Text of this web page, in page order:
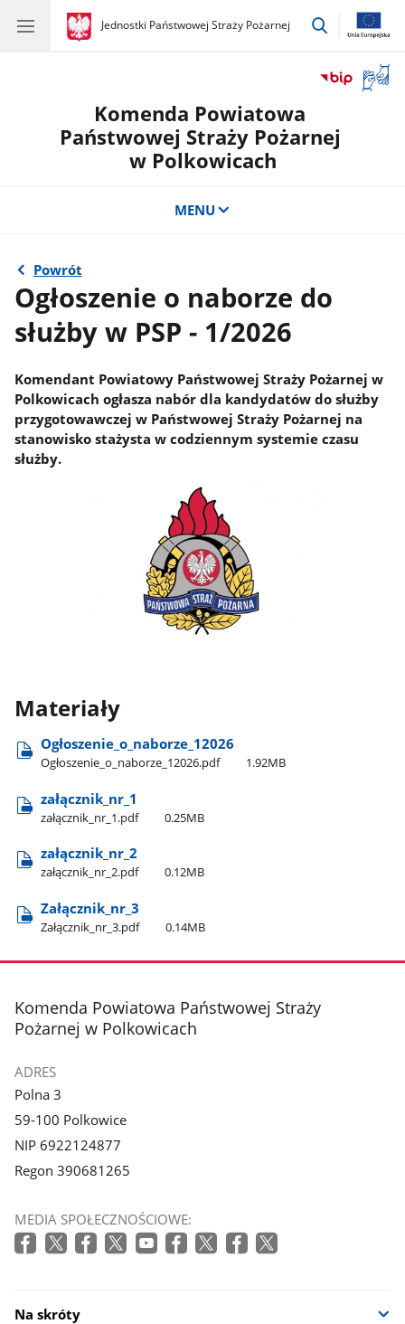
gov.pl
Jednostki Państwowej Straży Pożarnej
gov.pl
Jednostki
przejdź
okno
Komenda Powiatowa
Państwowej Straży Pożarnej
w Polkowicach
MENU
Powrót
Ogłoszenie o naborze do
służby w PSP - 1/2026
Komendant Powiatowy Państwowej Straży Pożarnej w
Polkowicach ogłasza nabór dla kandydatów do służby
przygotowawczej w Państwowej Straży Pożarnej na
stanowisko stażysta w codziennym systemie czasu
służby.
Materiały
Ogłoszenie​_o​_naborze​_12026
Ogłoszenie​_o​_naborze​_12026.pdf 1.92MB
załącznik​_nr​_1
załącznik​_nr​_1.pdf 0.25MB
załącznik​_nr​_2
załącznik​_nr​_2.pdf 0.12MB
Załącznik​_nr​_3
Załącznik​_nr​_3.pdf 0.14MB
stopka
Komenda Powiatowa Państwowej Straży
Pożarnej w Polkowicach
ADRES
Polna 3
59-100 Polkowice
NIP 6922124877
Regon 390681265
MEDIA SPOŁECZNOŚCIOWE:
Na skróty